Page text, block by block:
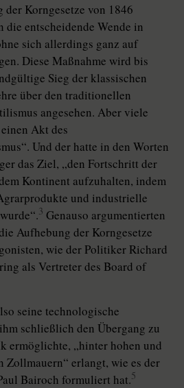
Korngesetze von 1846
entscheidende Wende in
sich allerdings ganz auf
Diese Maßnahme wird bis
Sieg der klassischen
über den traditionellen
angesehen. Aber viele
Akt des
Und der hatte in den Worten
das Ziel, „den Fortschritt der
Kontinent aufzuhalten, indem
und industrielle
3 Genauso argumentierten
Aufhebung der Korngesetze
wie der Politiker Richard
als Vertreter des Board of
seine technologische
schließlich den Übergang zu
ermöglichte, „hinter hohen und
Zollmauern“ erlangt, wie es der
Bairoch formuliert hat.5